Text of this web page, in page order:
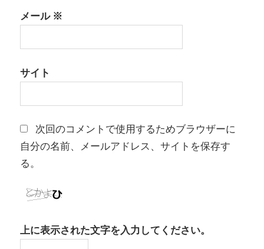
メール※
サイト
次回のコメントで使用するためブラウザーに
自分の名前、メールアドレス、サイトを保存す
る。
上に表示された文字を入力してください。